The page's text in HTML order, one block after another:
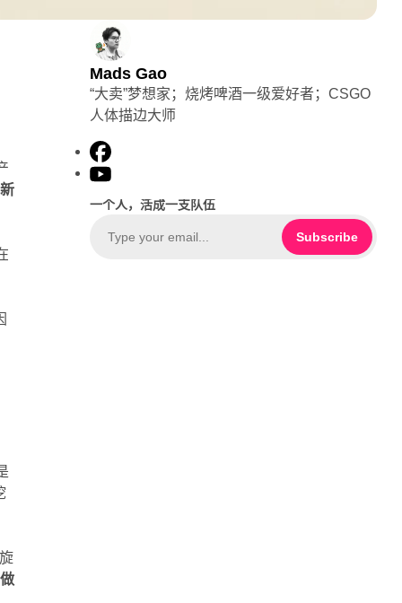
Mads Gao
“大卖”梦想家；烧烤啤酒一级爱好者；CSGO
人体描边大师
F
a
e
b
Y
u
T
一个人，活成一支队伍
Subscribe